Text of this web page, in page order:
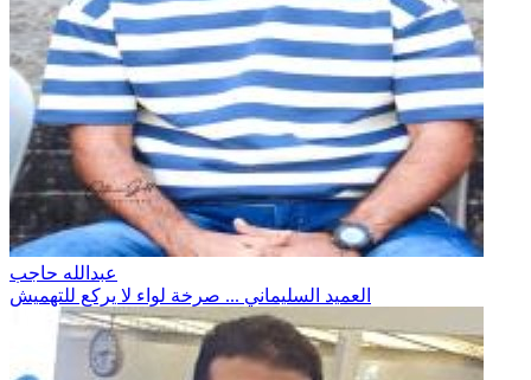
عبدالله حاجب
العميد السليماني ... صرخة لواء لا يركع للتهميش